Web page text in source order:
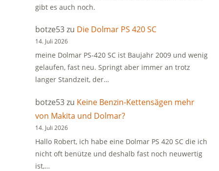
gibt es auch noch.
botze53zu Die Dolmar PS 420 SC
14. Juli 2026
meine Dolmar PS-420 SC ist Baujahr 2009 und wenig
gelaufen, fast neu. Springt aber immer an trotz
langer Standzeit, der…
botze53zu Keine Benzin-Kettensägen mehr
von Makita und Dolmar?
14. Juli 2026
Hallo Robert, ich habe eine Dolmar PS 420 SC die ich
nicht oft benütze und deshalb fast noch neuwertig
ist,…